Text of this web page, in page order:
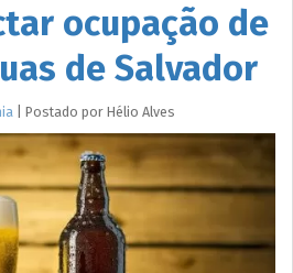
ocupação de
de Salvador
Postado por Hélio Alves